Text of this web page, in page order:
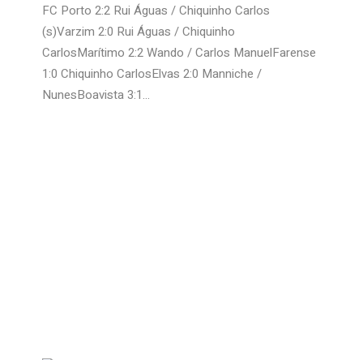
FC Porto 2:2 Rui Águas / Chiquinho Carlos
(s)Varzim 2:0 Rui Águas / Chiquinho
CarlosMarítimo 2:2 Wando / Carlos ManuelFarense
1:0 Chiquinho CarlosElvas 2:0 Manniche /
NunesBoavista 3:1...